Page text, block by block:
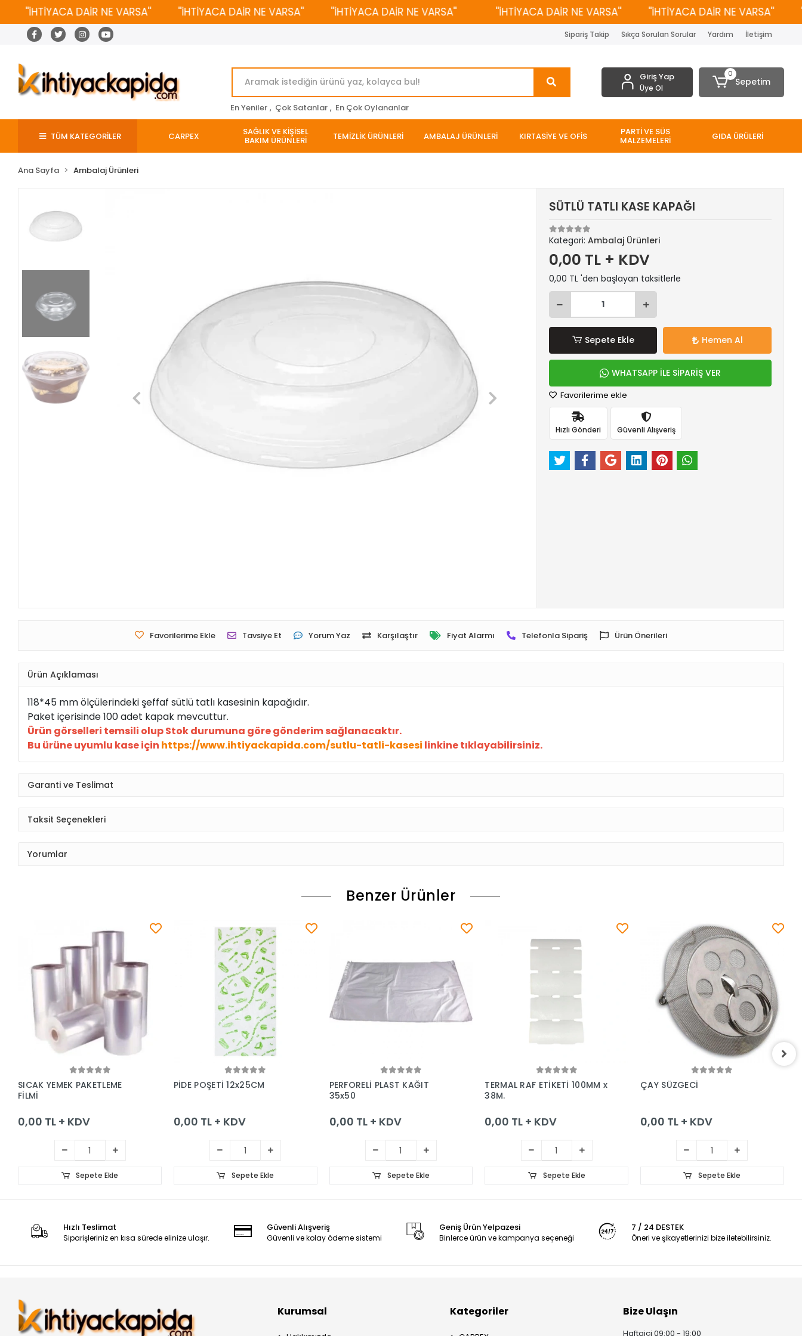
''İHTİYACA DAİR NE VARSA'' ''İHTİYACA DAİR NE VARSA'' ''İHTİYACA DAİR NE VARSA'' ''İHTİYACA DAİR NE VARSA'' ''İHTİYACA DAİR NE VARSA''
Sipariş Takip Sıkça Sorulan Sorular Yardım İletişim
En Yeniler , Çok Satanlar , En Çok Oylananlar
Giriş Yap
Üye Ol
0
Sepetim
TÜM KATEGORİLER CARPEX SAĞLIK VE KİŞİSEL
BAKIM ÜRÜNLERİ TEMİZLİK ÜRÜNLERİ AMBALAJ ÜRÜNLERİ KIRTASİYE VE OFİS PARTİ VE SÜS
MALZEMELERİ GIDA ÜRÜLERİ
Ana Sayfa Ambalaj Ürünleri
SÜTLÜ TATLI KASE KAPAĞI
Kategori: Ambalaj Ürünleri
0,00 TL + KDV
0,00 TL 'den başlayan taksitlerle
Sepete Ekle Hemen Al
WHATSAPP İLE SİPARİŞ VER
Favorilerime ekle
Hızlı Gönderi Güvenli Alışveriş
Favorilerime Ekle Tavsiye Et Yorum Yaz Karşılaştır Fiyat Alarmı Telefonla Sipariş Ürün Önerileri
Ürün Açıklaması
118*45 mm ölçülerindeki şeffaf sütlü tatlı kasesinin kapağıdır.
Paket içerisinde 100 adet kapak mevcuttur.
Ürün görselleri temsili olup Stok durumuna göre gönderim sağlanacaktır.
Bu ürüne uyumlu kase için https://www.ihtiyackapida.com/sutlu-tatli-kasesi linkine tıklayabilirsiniz.
Garanti ve Teslimat
Taksit Seçenekleri
Yorumlar
Benzer Ürünler
Sepete Ekle
SICAK YEMEK PAKETLEME
FİLMİ
0,00 TL + KDV
Sepete Ekle
Sepete Ekle
PİDE POŞETİ 12x25CM
0,00 TL + KDV
Sepete Ekle
Sepete Ekle
PERFORELİ PLAST KAĞIT
35x50
0,00 TL + KDV
Sepete Ekle
Sepete Ekle
TERMAL RAF ETİKETİ 100MM x
38M.
0,00 TL + KDV
Sepete Ekle
Sepete Ekle
ÇAY SÜZGECİ
0,00 TL + KDV
Sepete Ekle
Hızlı Teslimat
Siparişleriniz en kısa sürede elinize ulaşır.
Güvenli Alışveriş
Güvenli ve kolay ödeme sistemi
Geniş Ürün Yelpazesi
Binlerce ürün ve kampanya seçeneği
7 / 24 DESTEK
Öneri ve şikayetlerinizi bize iletebilirsiniz.
Kurumsal Kategoriler Bize Ulaşın
Haftaiçi 09:00 - 19:00